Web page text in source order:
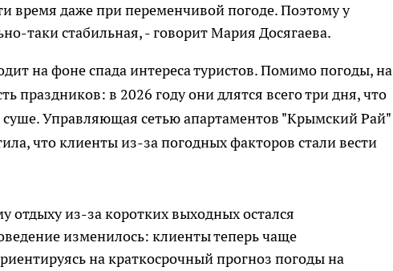
время даже при переменчивой погоде. Поэтому у
таки стабильная, - говорит Мария Досягаева.
на фоне спада интереса туристов. Помимо погоды, на
праздников: в 2026 году они длятся всего три дня, что
суше. Управляющая сетью апартаментов "Крымский Рай"
что клиенты из-за погодных факторов стали вести
отдыху из-за коротких выходных остался
изменилось: клиенты теперь чаще
на краткосрочный прогноз погоды на